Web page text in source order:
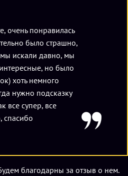
очень понравилась
было страшно,
искали давно, мы
но было
хоть немного
нужно подсказку
все супер, все
спасибо
благодарны за отзыв о нем.